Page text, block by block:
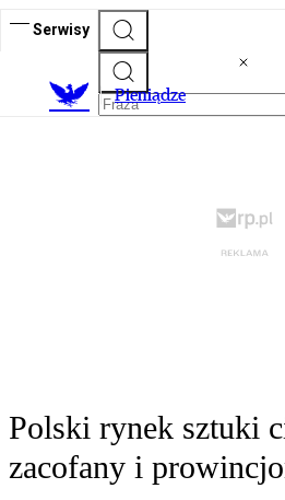
Serwisy
Pieniądze
Polski rynek sztuki
zacofany i